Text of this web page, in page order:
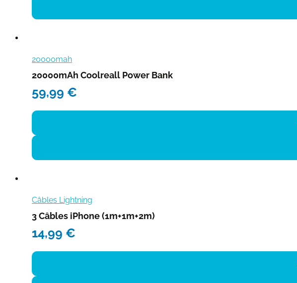
20000mah
20000mAh Coolreall Power Bank
59,99 €
Câbles Lightning
3 Câbles iPhone (1m+1m+2m)
14,99 €